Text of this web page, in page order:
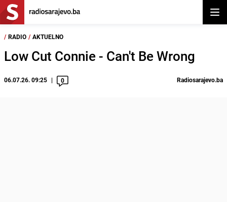
/ RADIO / AKTUELNO
Low Cut Connie - Can't Be Wrong
06.07.26. 09:25 0 Radiosarajevo.ba